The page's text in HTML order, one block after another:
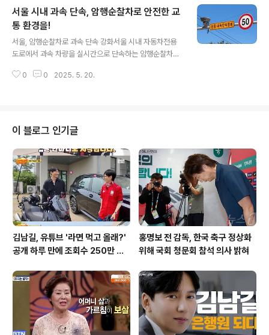
다'며 억울함을 호소했습니다. 이러한 상황은 많은 이들에
게 큰 충격을 주었으며, 방송계의 구조적 문제를 다시 한 번
환기시키고 있습니다. 이 사건은 단순한 개인의 슬픔을 넘
어, 한국 방송 산업의 넷째 산업혁명 시대에 맞는 근로자 보
요구MBC는 고용노동부의 판단을 무겁게 받아들이고, 관
서울 시내 과속 단속, 암행순찰차로 안전한 교
통 환경을!
서울, 암행순찰차로 과속 단속 강화서울 시내 자동차전용
도로에서 과속 차량을 실시간으로 단속하는 암행순찰차가
고정식 속도 단속 장비로 이루어졌습니다. 하지만 일부 운
시범 운영 중입니다. 암행순찰차는 차량에 장착된 레이더
와 고성능 카메라로 전방 차량의 속도를 측정하고 번호판
을 인식하여 과속 여부를 판단할 수 있습니다. 암행순찰차
의 작동 원리와 효과암행순찰차는 단순히 과속 차량만 단
속하는 것이 아닙니다. 난폭 운전, 불법 끼어들기와 같은 위
법 행위도 영상으로 녹화하여 단속할 수 있습니다...
0 0 2025. 5. 20.
이 블로그 인기글
김남길, 유튜브 '라면 먹고 올래?'
공개 하루 만에 조회수 250만 돌
홍명보 전 감독, 한국 축구 정상화
위해 국회 청문회 참석 의사 밝혀